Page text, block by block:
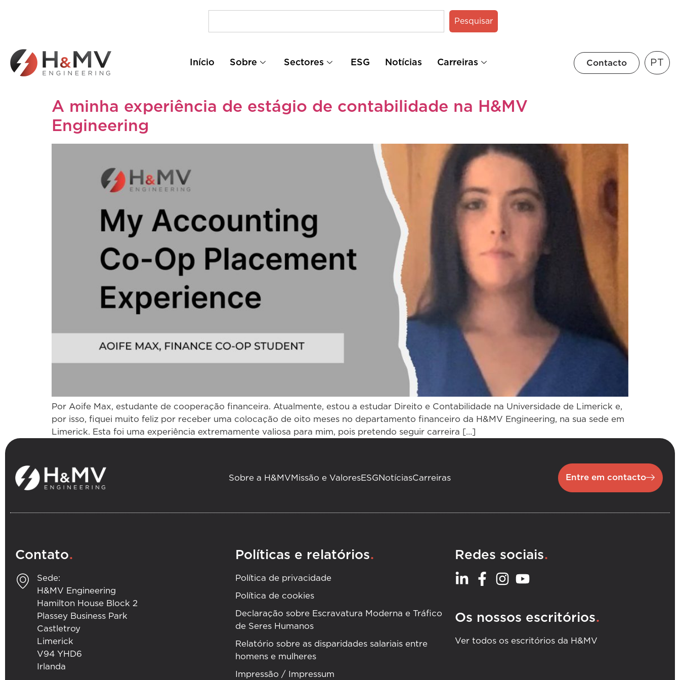
Pesquisar
Início Sobre Sectores ESG Notícias Carreiras Contacto PT
A minha experiência de estágio de contabilidade na H&MV
Engineering
Por Aoife Max, estudante de cooperação financeira. Atualmente, estou a estudar Direito e Contabilidade na Universidade de Limerick e,
por isso, fiquei muito feliz por receber uma colocação de oito meses no departamento financeiro da H&MV Engineering, na sua sede em
Limerick. Esta foi uma experiência extremamente valiosa para mim, pois pretendo seguir carreira […]
Sobre a H&MV Missão e ValoresESG NotíciasCarreiras Entre em contacto
Contato.
Sede:
H&MV Engineering
Hamilton House Block 2
Plassey Business Park
Castletroy
Limerick
V94 YHD6
Irlanda
Políticas e relatórios.
Política de privacidade
Política de cookies
Declaração sobre Escravatura Moderna e Tráfico
de Seres Humanos
Relatório sobre as disparidades salariais entre
homens e mulheres
Impressão / Impressum
Redes sociais.
Os nossos escritórios.
Ver todos os escritórios da H&MV